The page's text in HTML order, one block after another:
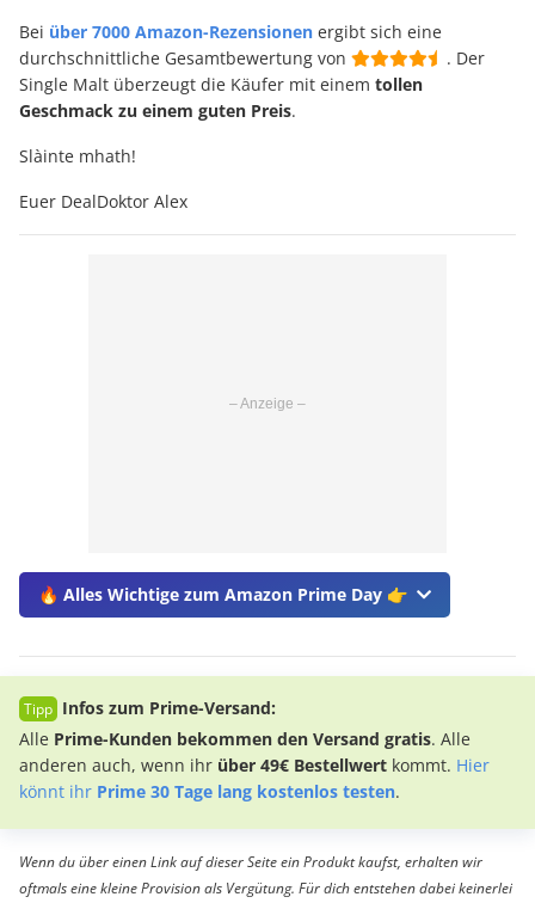
Bei über 7000 Amazon-Rezensionen ergibt sich eine
durchschnittliche Gesamtbewertung von
. Der
Single Malt überzeugt die Käufer mit einem tollen
Geschmack zu einem guten Preis.
Slàinte mhath!
Euer DealDoktor Alex
🔥 Alles Wichtige zum Amazon Prime Day 👉
Infos zum Prime-Versand:
Alle Prime-Kunden bekommen den Versand gratis. Alle
anderen auch, wenn ihr über 49€ Bestellwert kommt. Hier
könnt ihr Prime 30 Tage lang kostenlos testen.
Wenn du über einen Link auf dieser Seite ein Produkt kaufst, erhalten wir
oftmals eine kleine Provision als Vergütung. Für dich entstehen dabei keinerlei